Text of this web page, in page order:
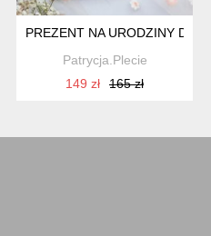
/ KADZIELNICA Z RUNĄ
PREZENT NA URODZINY DLA
Patrycja.Plecie
149 zł
165 zł